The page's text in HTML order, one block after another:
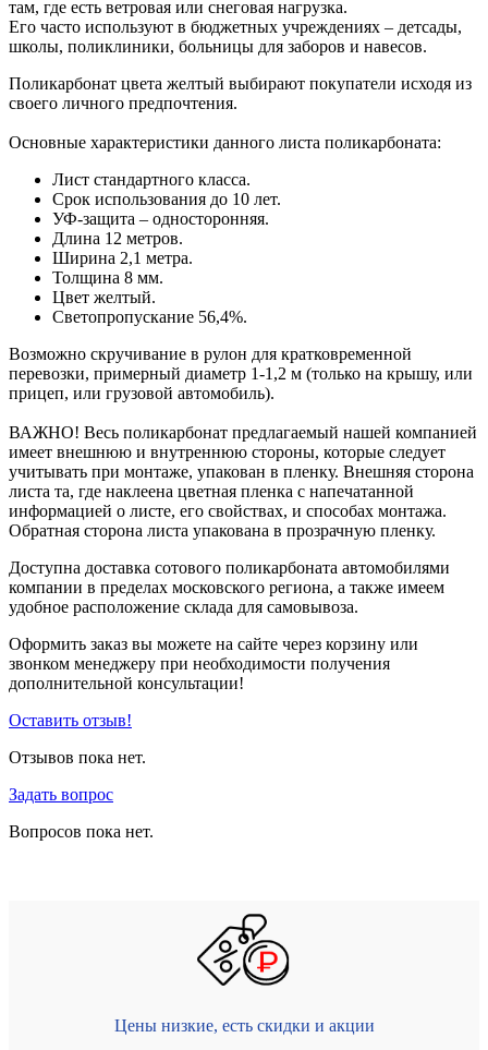
там, где есть ветровая или снеговая нагрузка.
Его часто используют в бюджетных учреждениях – детсады,
школы, поликлиники, больницы для заборов и навесов.
Поликарбонат цвета желтый выбирают покупатели исходя из
своего личного предпочтения.
Основные характеристики данного листа поликарбоната:
Лист стандартного класса.
Срок использования до 10 лет.
УФ-защита – односторонняя.
Длина 12 метров.
Ширина 2,1 метра.
Толщина 8 мм.
Цвет желтый.
Светопропускание 56,4%.
Возможно скручивание в рулон для кратковременной
перевозки, примерный диаметр 1-1,2 м (только на крышу, или
прицеп, или грузовой автомобиль).
ВАЖНО! Весь поликарбонат предлагаемый нашей компанией
имеет внешнюю и внутреннюю стороны, которые следует
учитывать при монтаже, упакован в пленку. Внешняя сторона
листа та, где наклеена цветная пленка с напечатанной
информацией о листе, его свойствах, и способах монтажа.
Обратная сторона листа упакована в прозрачную пленку.
Доступна доставка сотового поликарбоната автомобилями
компании в пределах московского региона, а также имеем
удобное расположение склада для самовывоза.
Оформить заказ вы можете на сайте через корзину или
звонком менеджеру при необходимости получения
дополнительной консультации!
Оставить отзыв!
Отзывов пока нет.
Задать вопрос
Вопросов пока нет.
Цены низкие, есть скидки и акции